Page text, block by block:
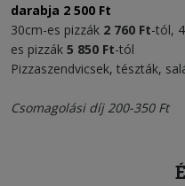
darabja 2 500 Ft
30cm-es pizzák 2 760 Ft-tól,
es pizzák 5 850 Ft-tól
Pizzaszendvicsek, tészták,
Csomagolási díj 200-350 Ft